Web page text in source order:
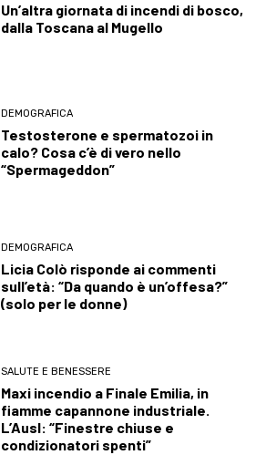
Un’altra giornata di incendi di bosco,
dalla Toscana al Mugello
DEMOGRAFICA
Testosterone e spermatozoi in
calo? Cosa c’è di vero nello
“Spermageddon”
DEMOGRAFICA
Licia Colò risponde ai commenti
sull’età: “Da quando è un’offesa?”
(solo per le donne)
SALUTE E BENESSERE
Maxi incendio a Finale Emilia, in
fiamme capannone industriale.
L’Ausl: “Finestre chiuse e
condizionatori spenti”